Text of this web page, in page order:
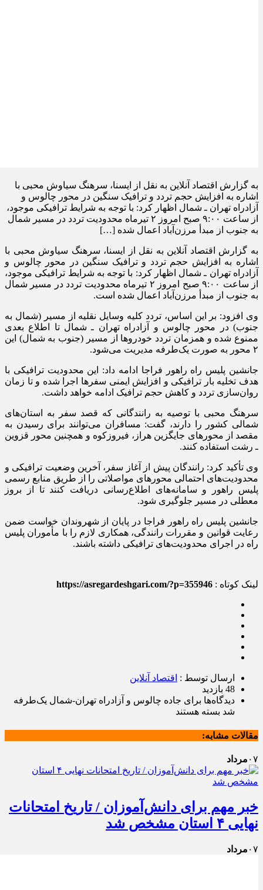
به گزارش اقتصاد آنلاین به نقل از ایسنا، سرهنگ سیاوش محبی با
اشاره به افزایش حجم تردد و ترافیک سنگین در محور چالوس و
آزادراه تهران ـ شمال اظهار کرد: با توجه به شرایط ترافیکی موجود،
از ساعت ۹:۰۰ صبح امروز ۲ تیرماه محدودیت تردد در مسیر شمال
به جنوب از مبدأ مرزن‌آباد اعمال شده […]
به گزارش اقتصاد آنلاین به نقل از ایسنا، سرهنگ سیاوش محبی با
اشاره به افزایش حجم تردد و ترافیک سنگین در محور چالوس و
آزادراه تهران ـ شمال اظهار کرد: با توجه به شرایط ترافیکی موجود،
از ساعت ۹:۰۰ صبح امروز ۲ تیرماه محدودیت تردد در مسیر شمال
به جنوب از مبدأ مرزن‌آباد اعمال شده است.
وی افزود: بر این اساس، تردد کلیه وسایل نقلیه از مسیر (شمال به
جنوب) در محور چالوس و آزادراه تهران ـ شمال تا اطلاع بعدی
ممنوع شده و همزمان تردد خودرو‌ها از مسیر (جنوب به شمال) این
۲ محور به صورت یک‌طرفه مدیریت می‌شود.
جانشین پلیس راه راهور فراجا ادامه داد: این محدودیت ترافیکی با
هدف تخلیه بار ترافیکی و افزایش ایمنی سفر‌ها اجرا شده و تا زمان
روان‌سازی تردد و کاهش حجم ترافیک ادامه خواهد داشت.
سرهنگ محبی با توصیه به رانندگانی که قصد سفر به استان‌های
شمالی کشور را دارند، گفت: مسافران می‌توانند برای رسیدن به
مقصد از محور‌های جایگزین هراز، فیروزکوه و همچنین محور قزوین
ـ رشت استفاده کنند.
وی تأکید کرد: رانندگان پیش از آغاز سفر، آخرین وضعیت ترافیکی و
محدودیت‌های احتمالی محور‌های مواصلاتی را از طریق منابع رسمی
پلیس راهور و سامانه‌های اطلاع‌رسانی دریافت کنند تا از بروز
معطلی در مسیر جلوگیری شود.
جانشین پلیس راه راهور فراجا در پایان از شهروندان خواست ضمن
رعایت قوانین و مقررات رانندگی، همکاری لازم را با مأموران پلیس
راه در اجرای محدودیت‌های ترافیکی داشته باشند.
لینک کوتاه : https://asregardeshgari.com/?p=355946
ارسال توسط : اقتصاد آنلاین
48 بازدید
دیدگاه‌ها برای جاده چالوس و آزادراه تهران-شمال یک‌طرفه
شد بسته هستند
مقالات مشابه:
۰۷ مرداد
خبر مهم برای دانش‌آموزان / تاریخ امتحانات
نهایی ۴ استان مشخص شد
۰۷ مرداد